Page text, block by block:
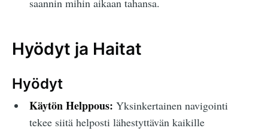
saannin mihin aikaan tahansa.
Hyödyt ja Haitat
Hyödyt
Käytön Helppous: Yksinkertainen navigointi
tekee siitä helposti lähestyttävän kaikille